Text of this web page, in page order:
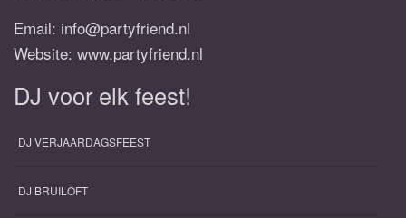
Email: info@partyfriend.nl
Website: www.partyfriend.nl
DJ voor elk feest!
DJ VERJAARDAGSFEEST
DJ BRUILOFT